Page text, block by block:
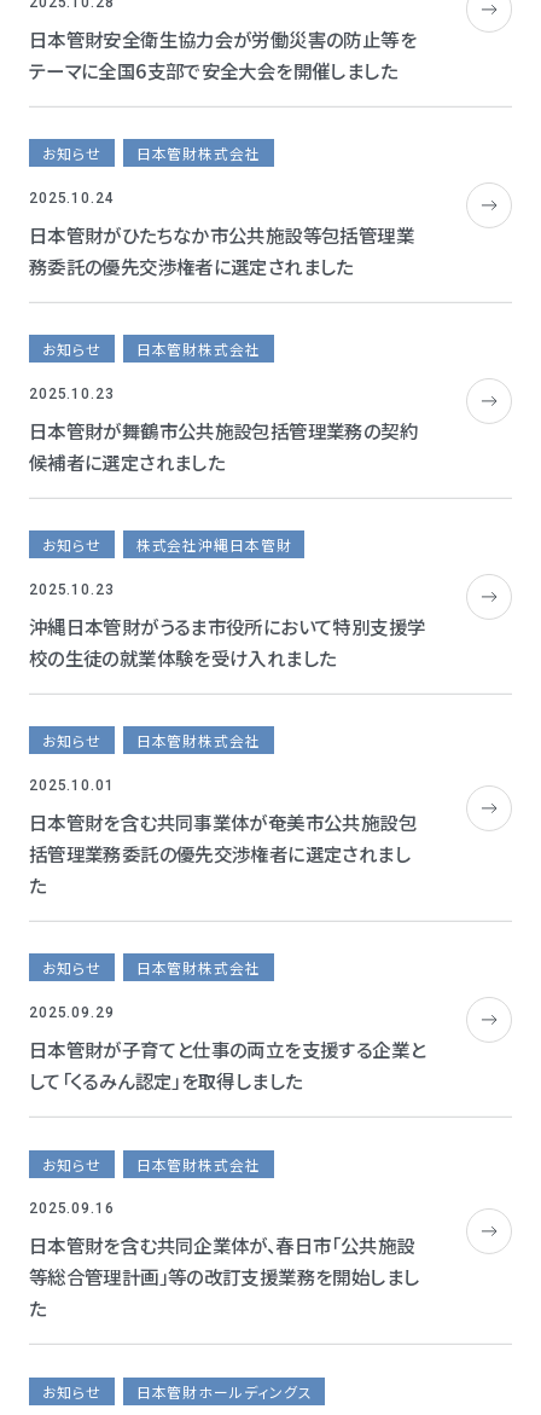
日本管財安全衛生協力会が労働災害の防止等を
テーマに全国6支部で安全大会を開催しました
お知らせ 日本管財株式会社
2025.10.24
日本管財がひたちなか市公共施設等包括管理業
務委託の優先交渉権者に選定されました
お知らせ 日本管財株式会社
2025.10.23
日本管財が舞鶴市公共施設包括管理業務の契約
候補者に選定されました
お知らせ 株式会社沖縄日本管財
2025.10.23
沖縄日本管財がうるま市役所において特別支援学
校の生徒の就業体験を受け入れました
お知らせ 日本管財株式会社
2025.10.01
日本管財を含む共同事業体が奄美市公共施設包
括管理業務委託の優先交渉権者に選定されまし
た
お知らせ 日本管財株式会社
2025.09.29
日本管財が子育てと仕事の両立を支援する企業と
して「くるみん認定」を取得しました
お知らせ 日本管財株式会社
2025.09.16
日本管財を含む共同企業体が、春日市「公共施設
等総合管理計画」等の改訂支援業務を開始しまし
た
お知らせ 日本管財ホールディングス